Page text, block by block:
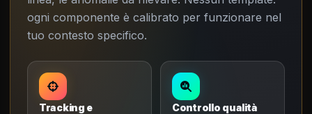
ogni componente è calibrato per funzionare nel
tuo contesto specifico.
Tracking e
Controllo qualità